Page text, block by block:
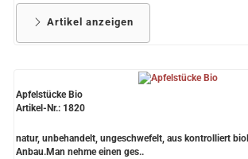
Artikel anzeigen
Apfelstücke Bio
Artikel-Nr.: 1820
natur, unbehandelt, ungeschwefelt, aus kontrolliert
Anbau.Man nehme einen ges..